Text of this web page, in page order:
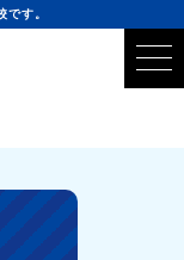
です。